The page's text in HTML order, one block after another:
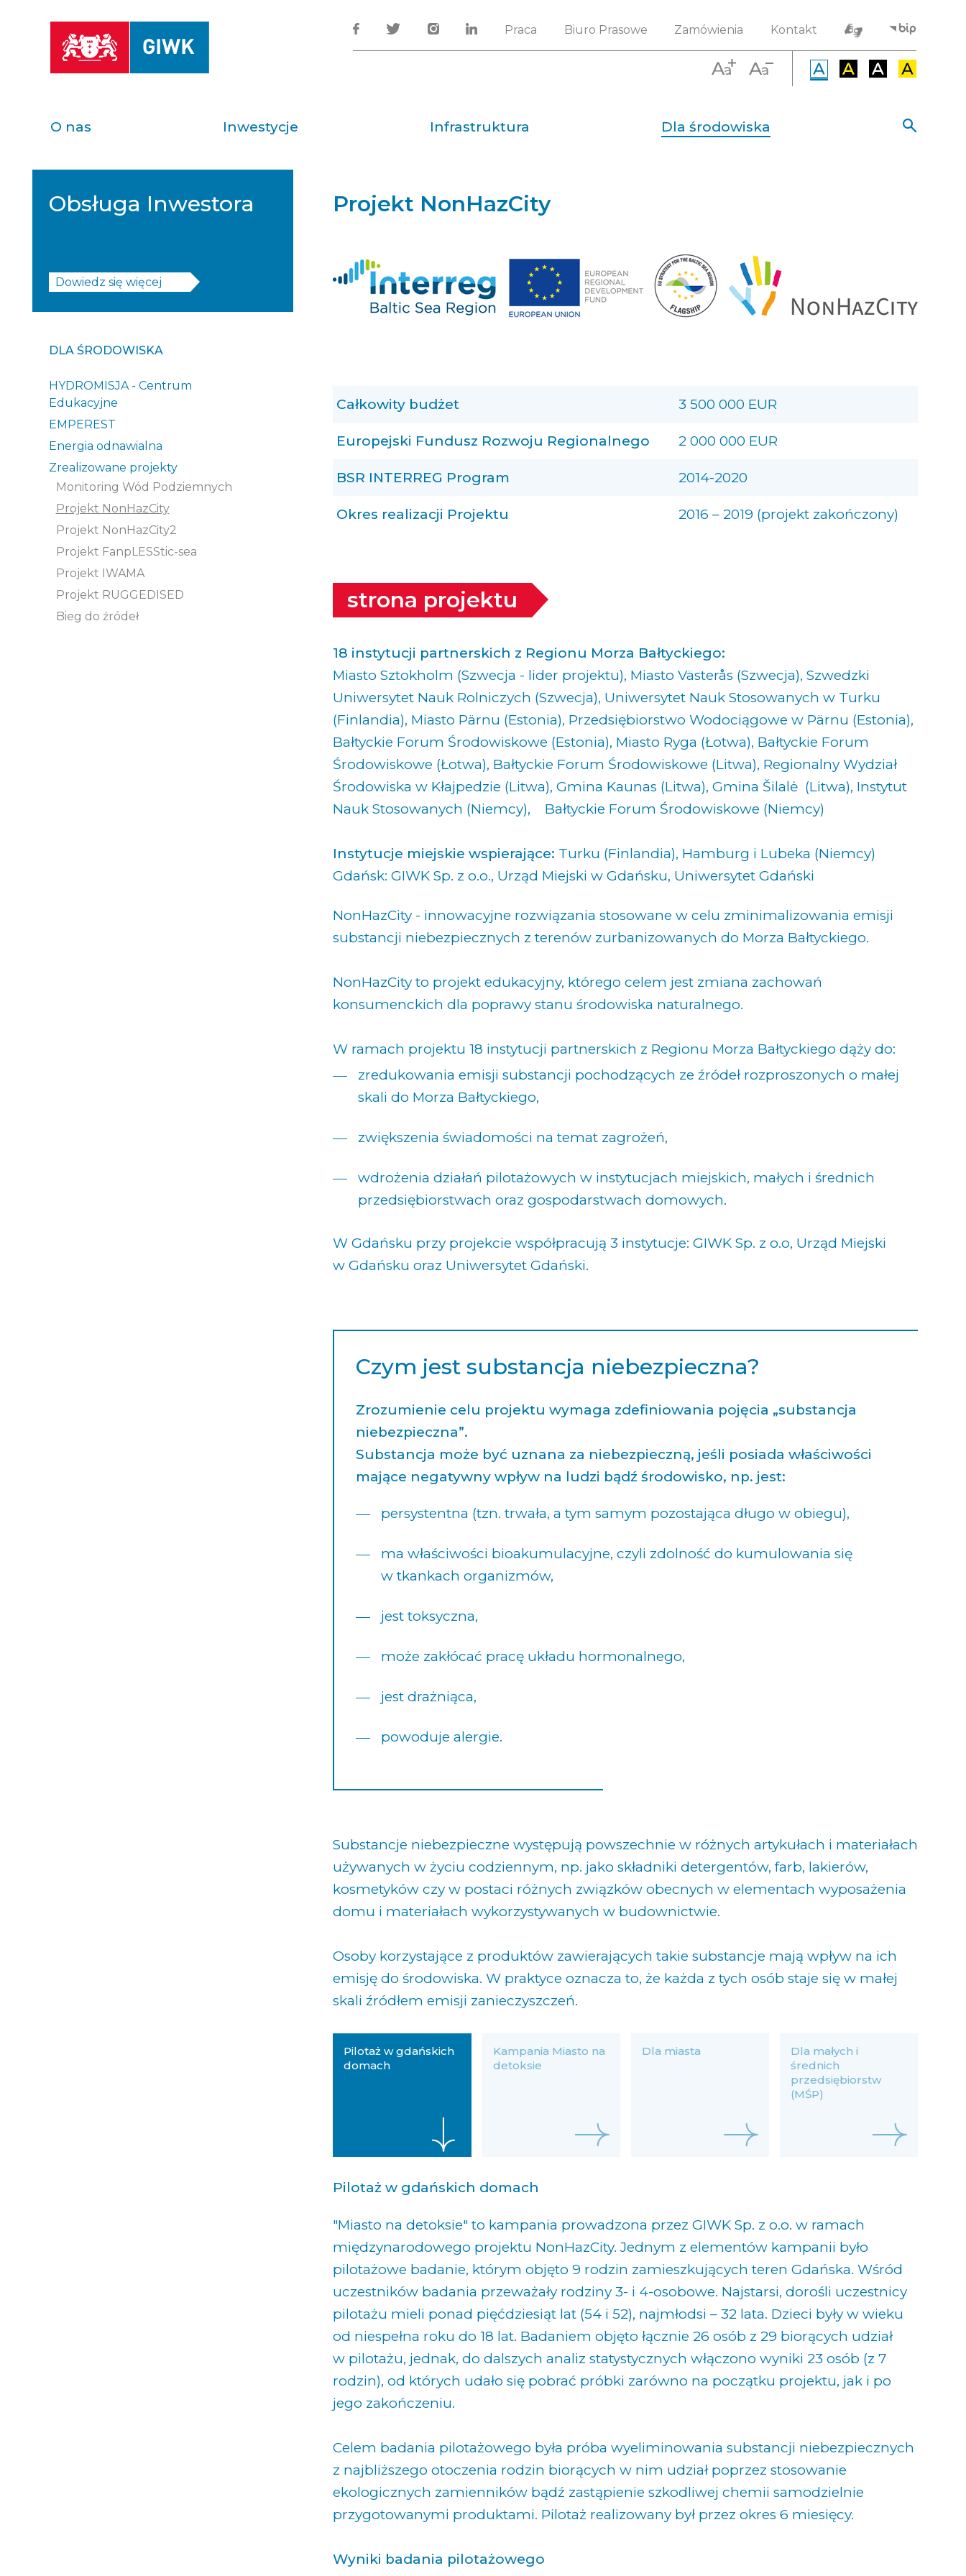
Praca Biuro Prasowe Zamówienia Kontakt
O nas Inwestycje Infrastruktura Dla środowiska
Obsługa Inwestora
Dowiedz się więcej
DLA ŚRODOWISKA
HYDROMISJA - Centrum
Edukacyjne
EMPEREST
Energia odnawialna
Zrealizowane projekty
Monitoring Wód Podziemnych
Projekt NonHazCity
Projekt NonHazCity2
Projekt FanpLESStic-sea
Projekt IWAMA
Projekt RUGGEDISED
Bieg do źródeł
Projekt NonHazCity
Całkowity budżet 3 500 000 EUR
Europejski Fundusz Rozwoju Regionalnego 2 000 000 EUR
BSR INTERREG Program 2014-2020
Okres realizacji Projektu 2016 – 2019 (projekt zakończony)
strona projektu
18 instytucji partnerskich z Regionu Morza Bałtyckiego:
Miasto Sztokholm (Szwecja - lider projektu), Miasto Västerås (Szwecja), Szwedzki
Uniwersytet Nauk Rolniczych (Szwecja), Uniwersytet Nauk Stosowanych w Turku
(Finlandia), Miasto Pärnu (Estonia), Przedsiębiorstwo Wodociągowe w Pärnu (Estonia),
Bałtyckie Forum Środowiskowe (Estonia), Miasto Ryga (Łotwa), Bałtyckie Forum
Środowiskowe (Łotwa), Bałtyckie Forum Środowiskowe (Litwa), Regionalny Wydział
Środowiska w Kłajpedzie (Litwa), Gmina Kaunas (Litwa), Gmina Šilalė (Litwa), Instytut
Nauk Stosowanych (Niemcy), Bałtyckie Forum Środowiskowe (Niemcy)
Instytucje miejskie wspierające: Turku (Finlandia), Hamburg i Lubeka (Niemcy)
Gdańsk: GIWK Sp. z o.o., Urząd Miejski w Gdańsku, Uniwersytet Gdański
NonHazCity - innowacyjne rozwiązania stosowane w celu zminimalizowania emisji
substancji niebezpiecznych z terenów zurbanizowanych do Morza Bałtyckiego.
NonHazCity to projekt edukacyjny, którego celem jest zmiana zachowań
konsumenckich dla poprawy stanu środowiska naturalnego.
W ramach projektu 18 instytucji partnerskich z Regionu Morza Bałtyckiego dąży do:
zredukowania emisji substancji pochodzących ze źródeł rozproszonych o małej
skali do Morza Bałtyckiego,
zwiększenia świadomości na temat zagrożeń,
wdrożenia działań pilotażowych w instytucjach miejskich, małych i średnich
przedsiębiorstwach oraz gospodarstwach domowych.
W Gdańsku przy projekcie współpracują 3 instytucje: GIWK Sp. z o.o, Urząd Miejski
w Gdańsku oraz Uniwersytet Gdański.
Czym jest substancja niebezpieczna?
Zrozumienie celu projektu wymaga zdefiniowania pojęcia „substancja
niebezpieczna”.
Substancja może być uznana za niebezpieczną, jeśli posiada właściwości
mające negatywny wpływ na ludzi bądź środowisko, np. jest:
persystentna (tzn. trwała, a tym samym pozostająca długo w obiegu),
ma właściwości bioakumulacyjne, czyli zdolność do kumulowania się
w tkankach organizmów,
jest toksyczna,
może zakłócać pracę układu hormonalnego,
jest drażniąca,
powoduje alergie.
Substancje niebezpieczne występują powszechnie w różnych artykułach i materiałach
używanych w życiu codziennym, np. jako składniki detergentów, farb, lakierów,
kosmetyków czy w postaci różnych związków obecnych w elementach wyposażenia
domu i materiałach wykorzystywanych w budownictwie.
Osoby korzystające z produktów zawierających takie substancje mają wpływ na ich
emisję do środowiska. W praktyce oznacza to, że każda z tych osób staje się w małej
skali źródłem emisji zanieczyszczeń.
Pilotaż w gdańskich
domach
Kampania Miasto na
detoksie
Dla miasta
Dla małych i
średnich
przedsiębiorstw
(MŚP)
Pilotaż w gdańskich domach
"Miasto na detoksie" to kampania prowadzona przez GIWK Sp. z o.o. w ramach
międzynarodowego projektu NonHazCity. Jednym z elementów kampanii było
pilotażowe badanie, którym objęto 9 rodzin zamieszkujących teren Gdańska. Wśród
uczestników badania przeważały rodziny 3- i 4-osobowe. Najstarsi, dorośli uczestnicy
pilotażu mieli ponad pięćdziesiąt lat (54 i 52), najmłodsi – 32 lata. Dzieci były w wieku
od niespełna roku do 18 lat. Badaniem objęto łącznie 26 osób z 29 biorących udział
w pilotażu, jednak, do dalszych analiz statystycznych włączono wyniki 23 osób (z 7
rodzin), od których udało się pobrać próbki zarówno na początku projektu, jak i po
jego zakończeniu.
Celem badania pilotażowego była próba wyeliminowania substancji niebezpiecznych
z najbliższego otoczenia rodzin biorących w nim udział poprzez stosowanie
ekologicznych zamienników bądź zastąpienie szkodliwej chemii samodzielnie
przygotowanymi produktami. Pilotaż realizowany był przez okres 6 miesięcy.
Wyniki badania pilotażowego